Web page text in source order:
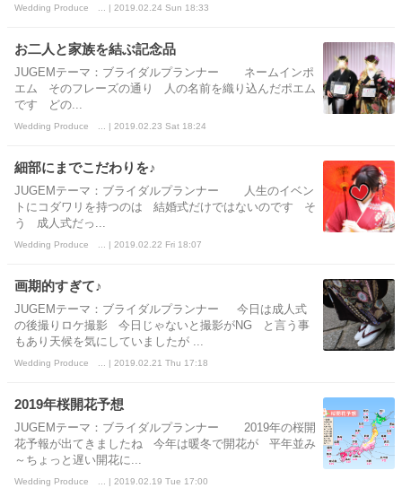
Wedding Produce ... | 2019.02.24 Sun 18:33
お二人と家族を結ぶ記念品
JUGEMテーマ：ブライダルプランナー ネームインポ
エム そのフレーズの通り 人の名前を織り込んだポエム
です どの...
Wedding Produce ... | 2019.02.23 Sat 18:24
細部にまでこだわりを♪
JUGEMテーマ：ブライダルプランナー 人生のイベン
トにコダワリを持つのは 結婚式だけではないのです そ
う 成人式だっ...
Wedding Produce ... | 2019.02.22 Fri 18:07
画期的すぎて♪
JUGEMテーマ：ブライダルプランナー 今日は成人式
の後撮りロケ撮影 今日じゃないと撮影がNG と言う事
もあり天候を気にしていましたが ...
Wedding Produce ... | 2019.02.21 Thu 17:18
2019年桜開花予想
JUGEMテーマ：ブライダルプランナー 2019年の桜開
花予報が出てきましたね 今年は暖冬で開花が 平年並み
～ちょっと遅い開花に...
Wedding Produce ... | 2019.02.19 Tue 17:00